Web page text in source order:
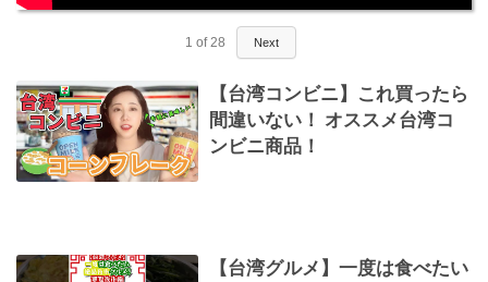
1 of 28 Next
【台湾コンビニ】これ買ったら
間違いない！ オススメ台湾コ
ンビニ商品！
【台湾グルメ】一度は食べたい